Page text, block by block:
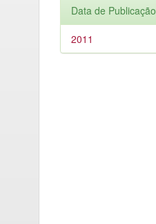
Data de Publicação
2011